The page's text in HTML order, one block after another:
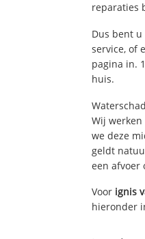
reparaties
Dus bent
service, of
pagina in.
huis.
Wij
we deze
geldt
een afvoer
Voor ignis
hieronder